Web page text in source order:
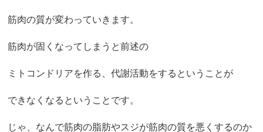
筋肉の質が変わっていきます。
筋肉が固くなってしまうと前述の
ミトコンドリアを作る、代謝活動をするということが
できなくなるということです。
じゃ、なんで筋肉の脂肪やスジが筋肉の質を悪くするのか